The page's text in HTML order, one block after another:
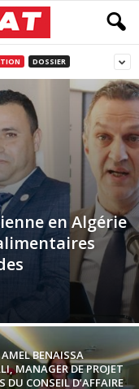
DOSSIER
en Algérie
BENAISSA
MANAGER DE PROJET
DU CONSEIL D’AFFAIRE